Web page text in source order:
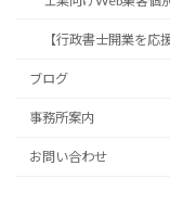
【行政書士開業を
ブログ
事務所案内
お問い合わせ